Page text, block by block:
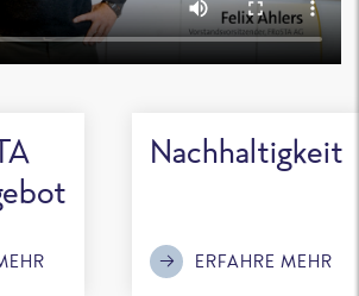
Nachhaltigkeit
ERFAHRE MEHR